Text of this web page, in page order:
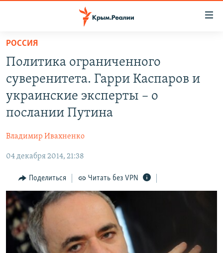
Вернуться
основному
содержанию
Вернутся
главной
Вернутся
КАРТА ВОЕННЫХ ОБЪЕКТОВ КРЫМА
ВОДА
ИНТЕРАКТИВ
ИНФОГРАФИКА
ТЕЛЕПРОЕКТ КРЫМ.РЕАЛИИ
СОВЕТЫ ПРАВОЗАЩИТНИКОВ
ПРОПАВШИЕ БЕЗ ВЕСТИ
ПОБЕДИТЕЛЕЙ НЕ СУДЯТ?
КРЫМ.НЕПОКОРЕННЫЙ
РАДІО СВОБОДА
КАК ОБОЙТИ БЛОКИРОВКУ
Qırımtatar
ПРИСОЕДИНЯЙТЕСЬ!
РОССИЯ
Политика ограниченного
суверенитета. Гарри Каспаров и
украинские эксперты – о
послании Путина
Владимир Ивахненко
04 декабря 2014, 21:38
Поделиться Читать без VPN